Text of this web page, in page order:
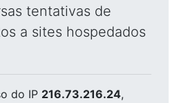
tentativas de
a sites hospedados
do IP 216.73.216.24,